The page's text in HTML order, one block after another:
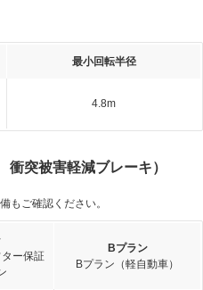
最小回転半径
4.8m
突被害軽減ブレーキ）
もご確認ください。
ー保証
Bプラン
Bプラン（軽自動車）